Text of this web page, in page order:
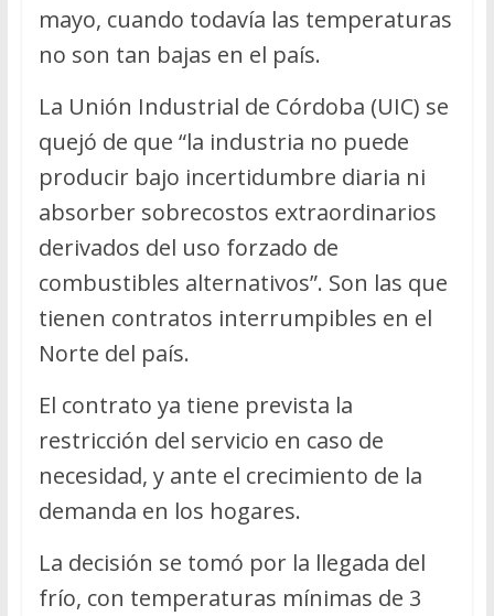
mayo, cuando todavía las temperaturas
no son tan bajas en el país.
La Unión Industrial de Córdoba (UIC) se
quejó de que “la industria no puede
producir bajo incertidumbre diaria ni
absorber sobrecostos extraordinarios
derivados del uso forzado de
combustibles alternativos”. Son las que
tienen contratos interrumpibles en el
Norte del país.
El contrato ya tiene prevista la
restricción del servicio en caso de
necesidad, y ante el crecimiento de la
demanda en los hogares.
La decisión se tomó por la llegada del
frío, con temperaturas mínimas de 3